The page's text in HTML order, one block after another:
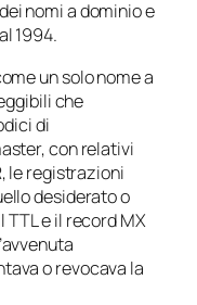
nomi a dominio e
1994.
un solo nome a
che
di
con relativi
le registrazioni
desiderato o
TTL e il record MX
o revocava la